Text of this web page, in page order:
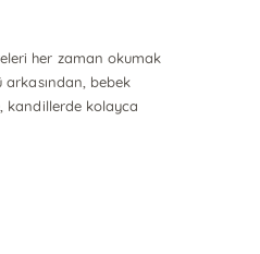
her zaman okumak
bebek
kandillerde kolayca